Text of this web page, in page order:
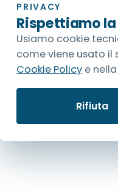
PRIVACY
Rispettiamo
Usiamo cookie
come viene usato il
Cookie Policy e nella
Rifiuta